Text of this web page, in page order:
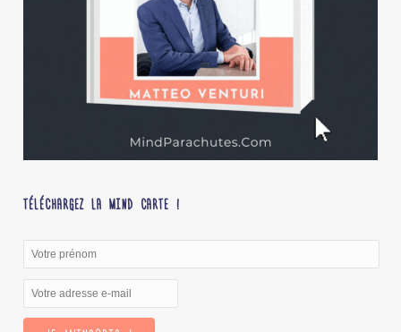
TÉLÉCHARGEZ LA MIND CARTE !